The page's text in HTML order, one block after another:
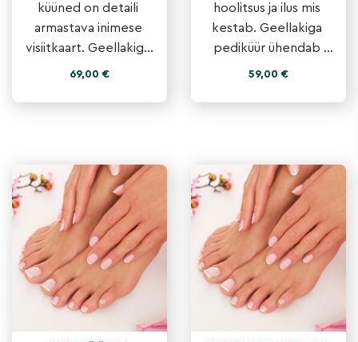
MIN
küüned on detaili
armastava inimese
visiitkaart. Geellakiga
maniküür annab
69,00 €
hoolitsus ja ilus mis
kestab. Geellakiga
pediküür ühendab
põhjaliku jalahoolduse
59,00 €